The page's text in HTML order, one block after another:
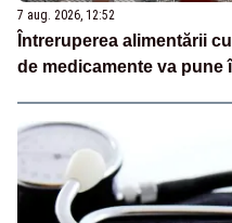
7 aug. 2026, 12:52
Întreruperea alimentării
de medicamente va pune